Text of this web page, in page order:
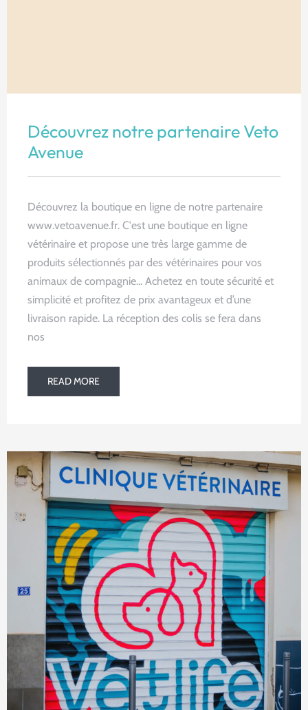
Découvrez notre partenaire Veto
Avenue
Découvrez la boutique en ligne de notre partenaire
www.vetoavenue.fr. C'est une boutique en ligne
vétérinaire et propose une très large gamme de
produits sélectionnés par des vétérinaires pour vos
animaux de compagnie... Achetez en toute sécurité et
simplicité et profitez de prix avantageux et d’une
livraison rapide. La réception des colis se fera dans
nos
READ MORE
News